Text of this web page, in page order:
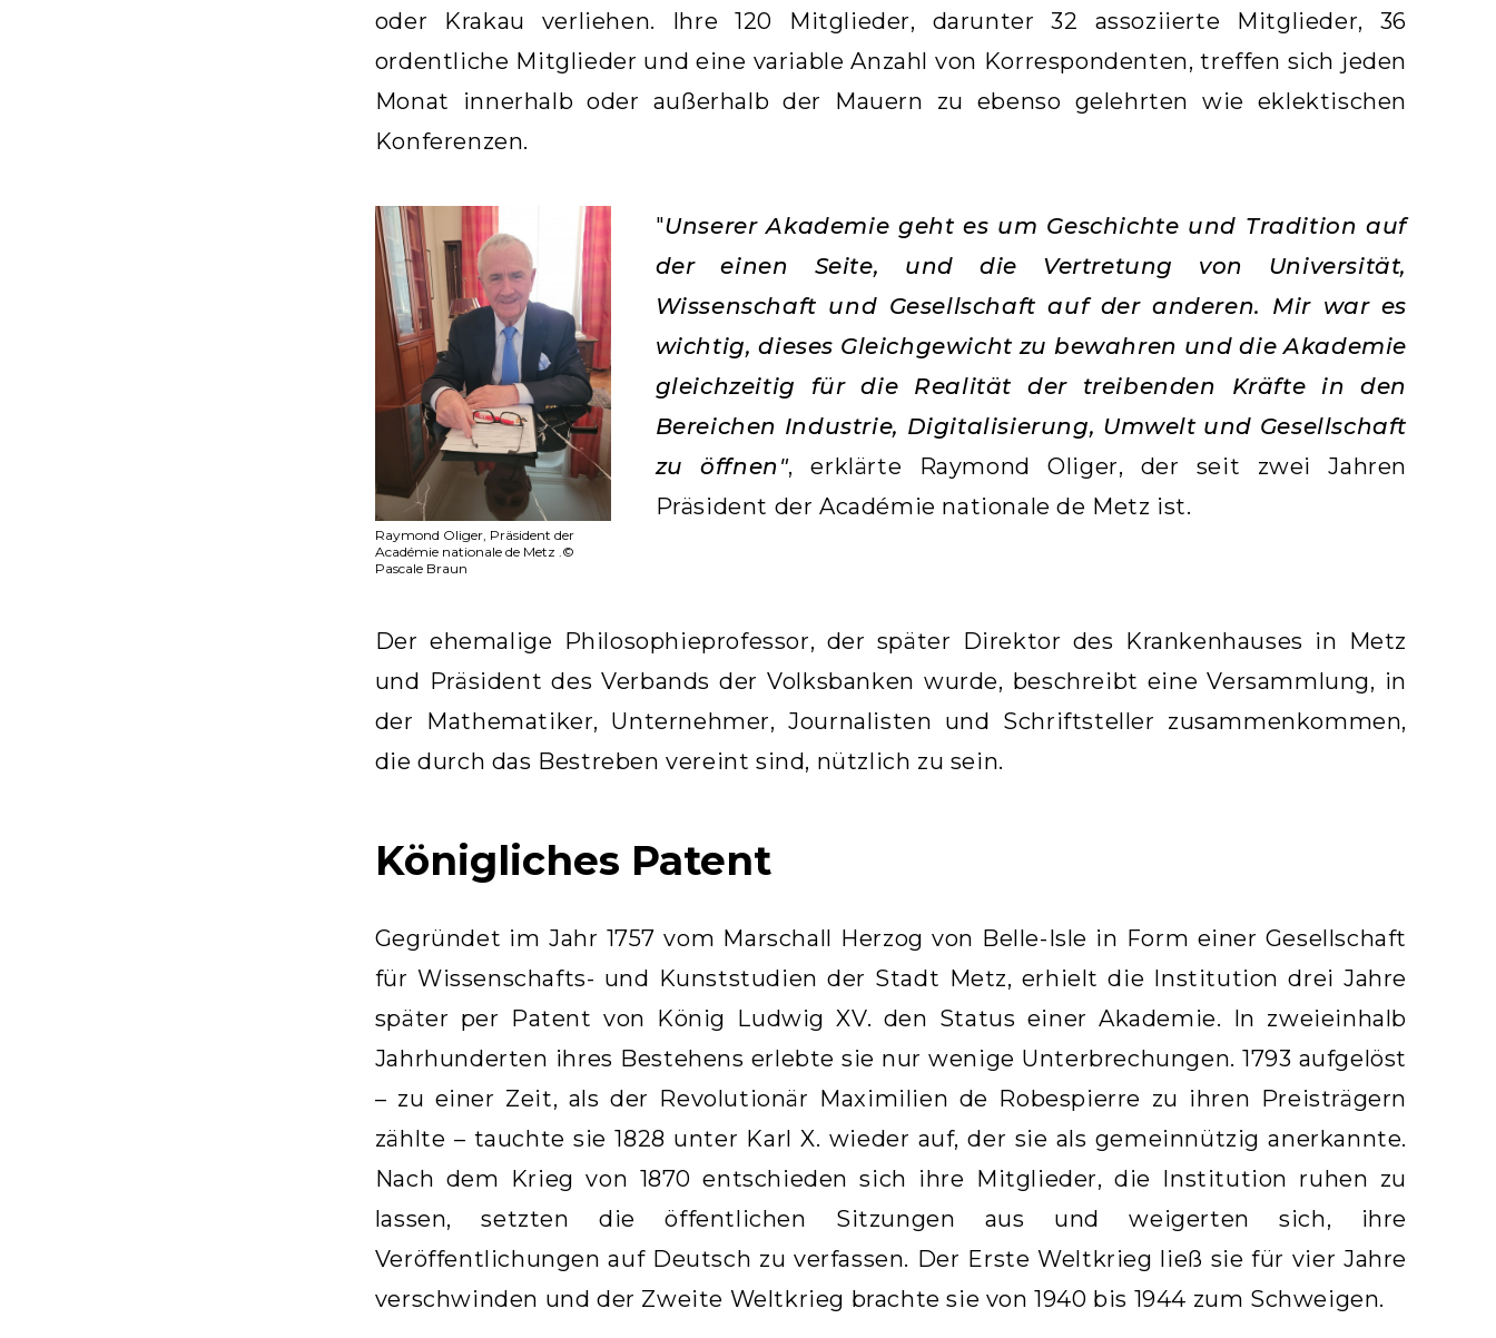
oder Krakau verliehen. Ihre 120 Mitglieder, darunter 32 assoziierte Mitglieder, 36
ordentliche Mitglieder und eine variable Anzahl von Korrespondenten, treffen sich jeden
Monat innerhalb oder außerhalb der Mauern zu ebenso gelehrten wie eklektischen
Konferenzen.
Raymond Oliger, Präsident der
Académie nationale de Metz .©
Pascale Braun
"Unserer Akademie geht es um Geschichte und Tradition auf
der einen Seite, und die Vertretung von Universität,
Wissenschaft und Gesellschaft auf der anderen. Mir war es
wichtig, dieses Gleichgewicht zu bewahren und die Akademie
gleichzeitig für die Realität der treibenden Kräfte in den
Bereichen Industrie, Digitalisierung, Umwelt und Gesellschaft
zu öffnen", erklärte Raymond Oliger, der seit zwei Jahren
Präsident der Académie nationale de Metz ist.
Der ehemalige Philosophieprofessor, der später Direktor des Krankenhauses in Metz
und Präsident des Verbands der Volksbanken wurde, beschreibt eine Versammlung, in
der Mathematiker, Unternehmer, Journalisten und Schriftsteller zusammenkommen,
die durch das Bestreben vereint sind, nützlich zu sein.
Königliches Patent
Gegründet im Jahr 1757 vom Marschall Herzog von Belle-Isle in Form einer Gesellschaft
für Wissenschafts- und Kunststudien der Stadt Metz, erhielt die Institution drei Jahre
später per Patent von König Ludwig XV. den Status einer Akademie. In zweieinhalb
Jahrhunderten ihres Bestehens erlebte sie nur wenige Unterbrechungen. 1793 aufgelöst
– zu einer Zeit, als der Revolutionär Maximilien de Robespierre zu ihren Preisträgern
zählte – tauchte sie 1828 unter Karl X. wieder auf, der sie als gemeinnützig anerkannte.
Nach dem Krieg von 1870 entschieden sich ihre Mitglieder, die Institution ruhen zu
lassen, setzten die öffentlichen Sitzungen aus und weigerten sich, ihre
Veröffentlichungen auf Deutsch zu verfassen. Der Erste Weltkrieg ließ sie für vier Jahre
verschwinden und der Zweite Weltkrieg brachte sie von 1940 bis 1944 zum Schweigen.